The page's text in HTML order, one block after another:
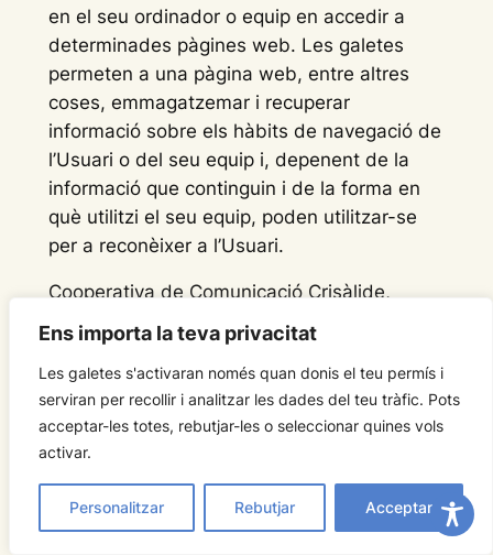
Ens importa la teva privacitat
Les galetes s'activaran només quan donis el teu permís i
serviran per recollir i analitzar les dades del teu tràfic. Pots
acceptar-les totes, rebutjar-les o seleccionar quines vols
activar.
Personalitzar Rebutjar Acceptar
en el seu ordinador o equip en accedir a
determinades pàgines web. Les galetes
permeten a una pàgina web, entre altres
coses, emmagatzemar i recuperar
informació sobre els hàbits de navegació de
l’Usuari o del seu equip i, depenent de la
informació que continguin i de la forma en
què utilitzi el seu equip, poden utilitzar-se
per a reconèixer a l’Usuari.
Cooperativa de Comunicació Crisàlide,
SCCL utilitza galetes per facilitar la
navegació per aquest portal i per obtenir
una major eficàcia i personalització dels
serveis oferts als usuaris. Les galetes
empleades a
www.crisalidecomunicacio.com s’associen
únicament amb un usuari anònim i el seu
ordinador, no proporcionen referències que